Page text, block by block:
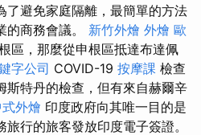
了避免家庭隔離，最簡單的方法
的商務會議。 新竹外燴 外燴 歐
區，那麼從申根區抵達布達佩
字公司 COVID-19 按摩課 檢查
斯特丹的檢查，但有來自赫爾辛
外燴 印度政府向其唯一目的是
行的旅客發放印度電子簽證。